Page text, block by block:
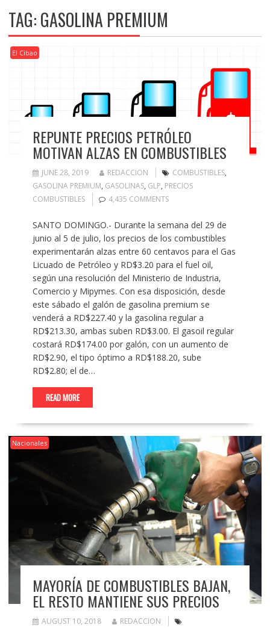
TAG:GASOLINA PREMIUM
El Cibao
REPUNTE PRECIOS PETRÓLEO
MOTIVAN ALZAS EN COMBUSTIBLES
JUNE 28, 2019 REDACCION COMBUSTIBLES,
GASOLINA PREMIUM, GASOLINAS, GLP, PRECIOS
COMBUSTIBLES
4,435 COMMENTS
SANTO DOMINGO.- Durante la semana del 29 de
junio al 5 de julio, los precios de los combustibles
experimentarán alzas entre 60 centavos para el Gas
Licuado de Petróleo y RD$3.20 para el fuel oil,
según una resolución del Ministerio de Industria,
Comercio y Mipymes. Con esa disposición, desde
este sábado el galón de gasolina premium se
venderá a RD$227.40 y la gasolina regular a
RD$213.30, ambas suben RD$3.00. El gasoil regular
costará RD$174.00 por galón, con un aumento de
RD$2.90, el tipo óptimo a RD$188.20, sube
RD$2.80; el de…
READ MORE
Nacionales
MAYORÍA DE COMBUSTIBLES BAJAN,
EL RESTO MANTIENE SUS PRECIOS
AUGUST 10, 2018
REDACCION